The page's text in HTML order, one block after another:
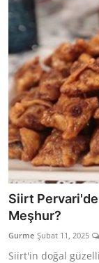
Siirt Pervari'de
Meşhur?
Gurme Şubat 11, 2025
Siirt'in doğal